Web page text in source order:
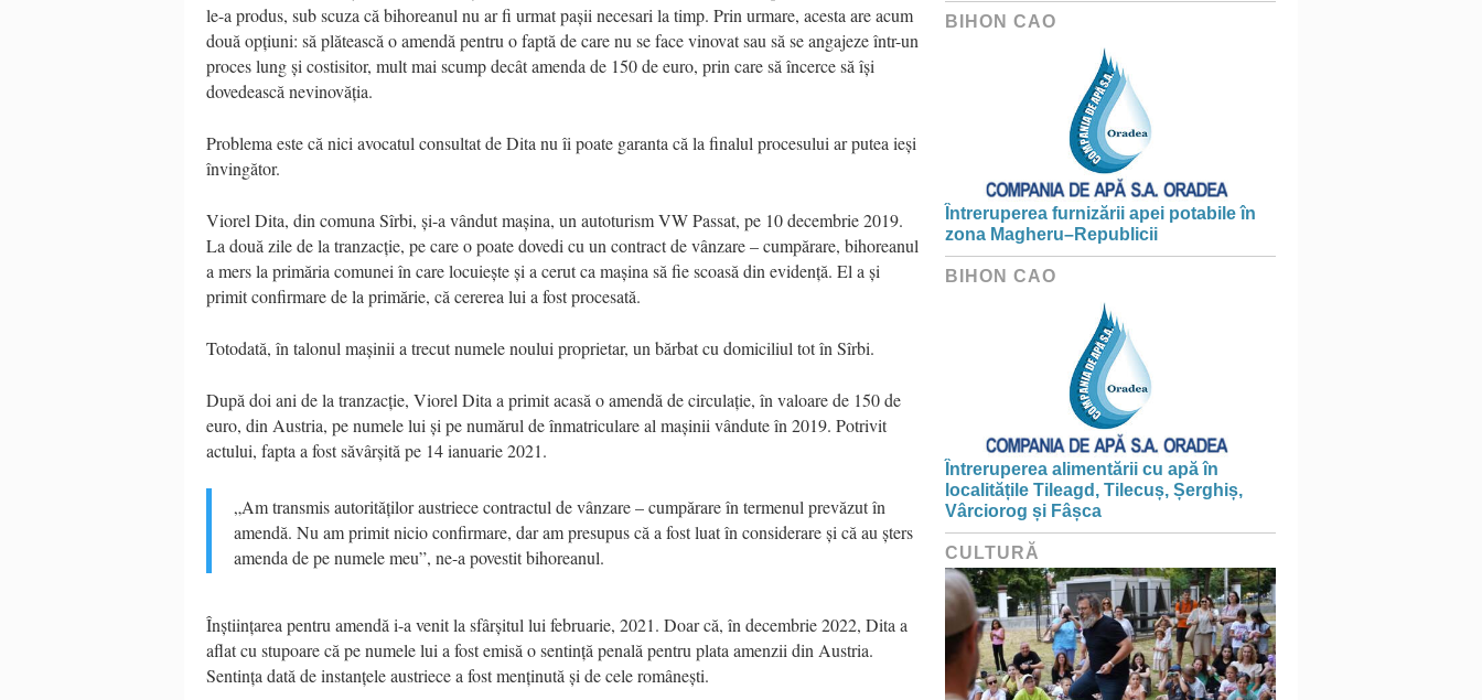
le-a produs, sub scuza că bihoreanul nu ar fi urmat pașii necesari la timp. Prin urmare, acesta are acum
două opțiuni: să plătească o amendă pentru o faptă de care nu se face vinovat sau să se angajeze într-un
proces lung și costisitor, mult mai scump decât amenda de 150 de euro, prin care să încerce să își
dovedească nevinovăția.
Problema este că nici avocatul consultat de Dita nu îi poate garanta că la finalul procesului ar putea ieși
învingător.
Viorel Dita, din comuna Sîrbi, și-a vândut mașina, un autoturism VW Passat, pe 10 decembrie 2019.
La două zile de la tranzacție, pe care o poate dovedi cu un contract de vânzare – cumpărare, bihoreanul
a mers la primăria comunei în care locuiește și a cerut ca mașina să fie scoasă din evidență. El a și
primit confirmare de la primărie, că cererea lui a fost procesată.
Totodată, în talonul mașinii a trecut numele noului proprietar, un bărbat cu domiciliul tot în Sîrbi.
După doi ani de la tranzacție, Viorel Dita a primit acasă o amendă de circulație, în valoare de 150 de
euro, din Austria, pe numele lui și pe numărul de înmatriculare al mașinii vândute în 2019. Potrivit
actului, fapta a fost săvârșită pe 14 ianuarie 2021.
„Am transmis autorităților austriece contractul de vânzare – cumpărare în termenul prevăzut în
amendă. Nu am primit nicio confirmare, dar am presupus că a fost luat în considerare și că au șters
amenda de pe numele meu”, ne-a povestit bihoreanul.
Înștiințarea pentru amendă i-a venit la sfârșitul lui februarie, 2021. Doar că, în decembrie 2022, Dita a
aflat cu stupoare că pe numele lui a fost emisă o sentință penală pentru plata amenzii din Austria.
Sentința dată de instanțele austriece a fost menținută și de cele românești.
BIHON CAO
Întreruperea furnizării apei potabile în
zona Magheru–Republicii
BIHON CAO
Întreruperea alimentării cu apă în
localitățile Tileagd, Tilecuș, Șerghiș,
Vârciorog și Fâșca
CULTURĂ